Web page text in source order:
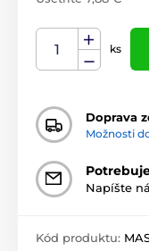
ks
Doprava
Možnosti
Napíšte
Kód produktu: